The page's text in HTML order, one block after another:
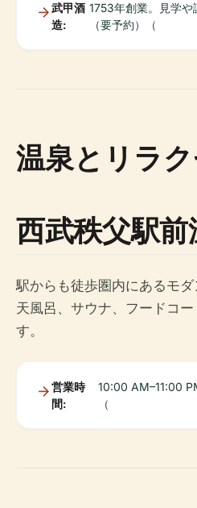
武甲酒
造:
1753年創業。見学や
（要予約）（
温泉とリラ
西武秩父駅
駅からも徒歩圏内にあるモ
天風呂、サウナ、フードコ
す。
営業時
間:
10:00 AM–11:00
（